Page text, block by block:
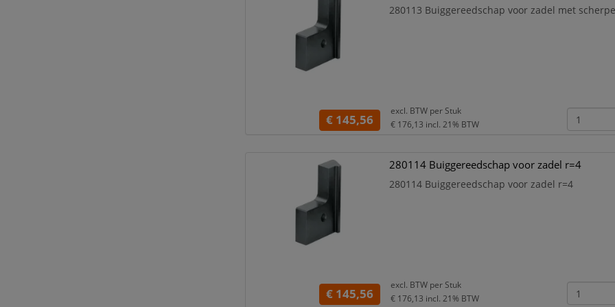
280113 Buiggereedschap voor zadel met
€ 145,56
excl. BTW per Stuk
€ 176,13 incl. 21% BTW
280114 Buiggereedschap voor zadel r=4
280114 Buiggereedschap voor zadel r=4
€ 145,56
excl. BTW per Stuk
€ 176,13 incl. 21% BTW